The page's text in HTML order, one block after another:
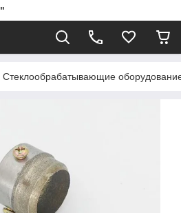
Стеклообрабатывающие